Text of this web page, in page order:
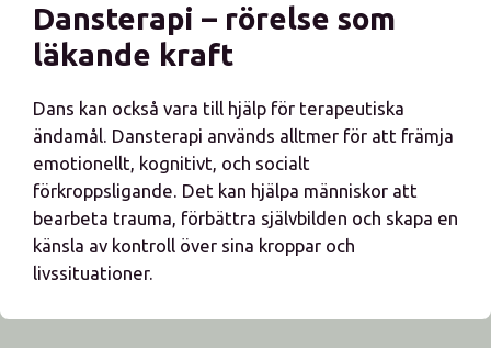
Dansterapi – rörelse som
läkande kraft
Dans kan också vara till hjälp för terapeutiska
ändamål. Dansterapi används alltmer för att främja
emotionellt, kognitivt, och socialt
förkroppsligande. Det kan hjälpa människor att
bearbeta trauma, förbättra självbilden och skapa en
känsla av kontroll över sina kroppar och
livssituationer.